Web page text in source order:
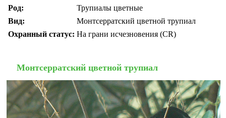
Род:
Трупиалы цветные
Вид:
Монтсерратский цветной трупиал
Охранный статус: На грани исчезновения (CR)
Монтсерратский цветной трупиал